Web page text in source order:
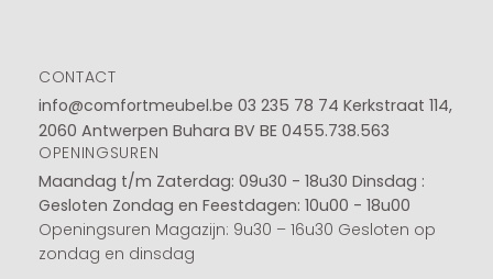
CONTACT
info@comfortmeubel.be 03 235 78 74 Kerkstraat 114,
2060 Antwerpen Buhara BV BE 0455.738.563
OPENINGSUREN
Maandag t/m Zaterdag: 09u30 - 18u30 Dinsdag :
Gesloten Zondag en Feestdagen: 10u00 - 18u00
Openingsuren Magazijn: 9u30 – 16u30 Gesloten op
zondag en dinsdag